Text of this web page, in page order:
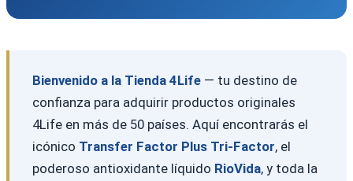
Bienvenido a la Tienda 4Life— tu destino de
confianza para adquirir productos originales
4Life en más de 50 países. Aquí encontrarás el
icónico Transfer Factor Plus Tri-Factor, el
poderoso antioxidante líquido RioVida, y toda la